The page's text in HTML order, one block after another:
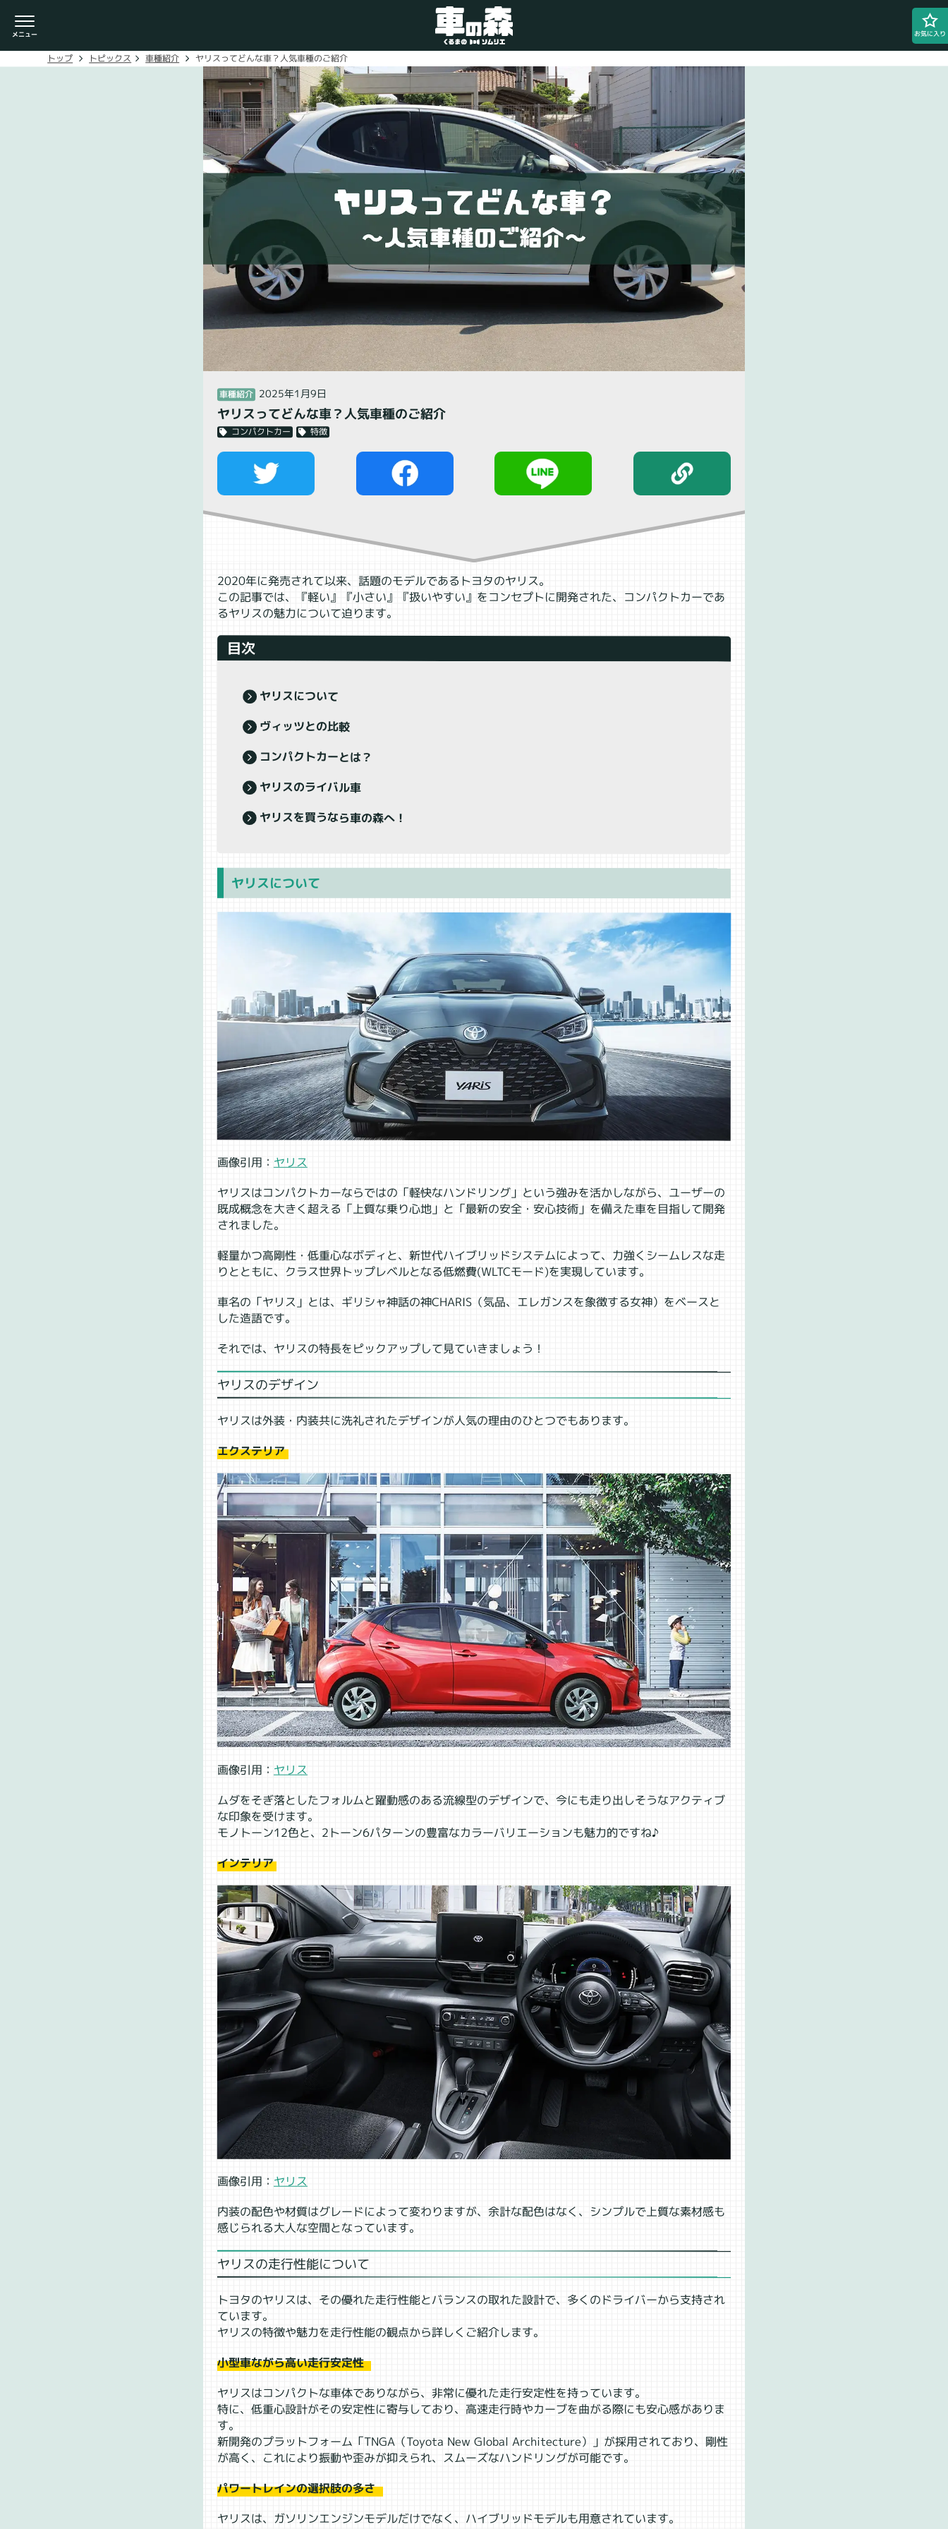
お気に入り
車検・整備のお問い合わせ
0800-080-1777
ご希望の店舗をタップしてください。
車の森 0800-830-3347
閉じる
トップ トピックス 車種紹介 ヤリスってどんな車？人気車種のご紹介
車種紹介 2025年1月9日
ヤリスってどんな車？人気車種のご紹介
コンパクトカー 特徴
2020年に発売されて以来、話題のモデルであるトヨタのヤリス。
この記事では、『軽い』『小さい』『扱いやすい』をコンセプトに開発された、コンパクトカーであ
るヤリスの魅力について迫ります。
目次
ヤリスについて
ヴィッツとの比較
コンパクトカーとは？
ヤリスのライバル車
ヤリスを買うなら車の森へ！
ヤリスについて
画像引用： ヤリス
ヤリスはコンパクトカーならではの「軽快なハンドリング」という強みを活かしながら、ユーザーの
既成概念を大きく超える「上質な乗り心地」と「最新の安全・安心技術」を備えた車を目指して開発
されました。
軽量かつ高剛性・低重心なボディと、新世代ハイブリッドシステムによって、力強くシームレスな走
りとともに、クラス世界トップレベルとなる低燃費(WLTCモード)を実現しています。
車名の「ヤリス」とは、ギリシャ神話の神CHARIS（気品、エレガンスを象徴する女神）をベースと
した造語です。
それでは、ヤリスの特長をピックアップして見ていきましょう！
ヤリスのデザイン
ヤリスは外装・内装共に洗礼されたデザインが人気の理由のひとつでもあります。
エクステリア
画像引用： ヤリス
ムダをそぎ落としたフォルムと躍動感のある流線型のデザインで、今にも走り出しそうなアクティブ
な印象を受けます。
モノトーン12色と、2トーン6パターンの豊富なカラーバリエーションも魅力的ですね♪
インテリア
画像引用： ヤリス
内装の配色や材質はグレードによって変わりますが、余計な配色はなく、シンプルで上質な素材感も
感じられる大人な空間となっています。
ヤリスの走行性能について
トヨタのヤリスは、その優れた走行性能とバランスの取れた設計で、多くのドライバーから支持され
ています。
ヤリスの特徴や魅力を走行性能の観点から詳しくご紹介します。
小型車ながら高い走行安定性
ヤリスはコンパクトな車体でありながら、非常に優れた走行安定性を持っています。
特に、低重心設計がその安定性に寄与しており、高速走行時やカーブを曲がる際にも安心感がありま
す。
新開発のプラットフォーム「TNGA（Toyota New Global Architecture）」が採用されており、剛性
が高く、これにより振動や歪みが抑えられ、スムーズなハンドリングが可能です。
パワートレインの選択肢の多さ
ヤリスは、ガソリンエンジンモデルだけでなく、ハイブリッドモデルも用意されています。